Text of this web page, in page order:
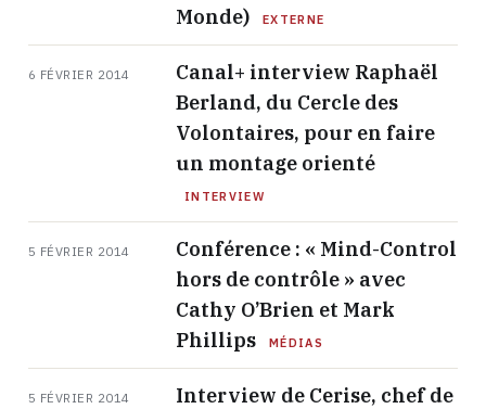
Monde)
EXTERNE
6 FÉVRIER 2014
Canal+ interview Raphaël
Berland, du Cercle des
Volontaires, pour en faire
un montage orienté
INTERVIEW
5 FÉVRIER 2014
Conférence : « Mind-Control
hors de contrôle » avec
Cathy O’Brien et Mark
Phillips
MÉDIAS
5 FÉVRIER 2014
Interview de Cerise, chef de